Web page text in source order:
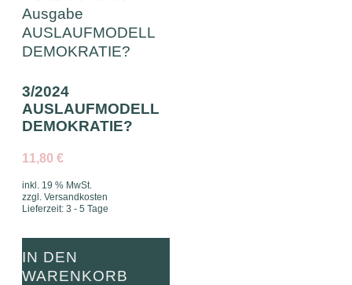
3/2024
AUSLAUFMODELL
DEMOKRATIE?
11,80€
inkl. 19 % MwSt.
zzgl.Versandkosten
Lieferzeit:3 - 5 Tage
IN DEN
WARENKORB